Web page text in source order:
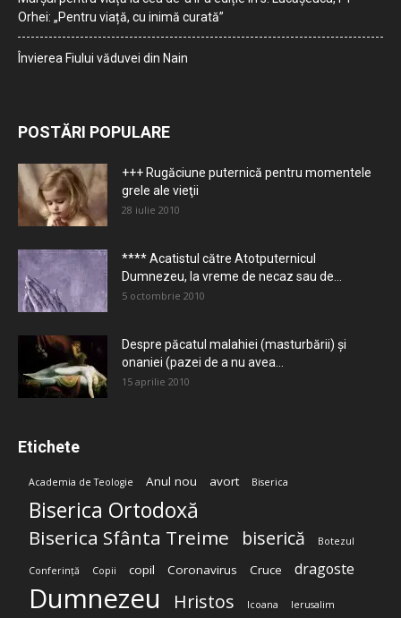
Orhei: „Pentru viață, cu inimă curată”
Învierea Fiului văduvei din Nain
POSTĂRI POPULARE
+++ Rugăciune puternică pentru momentele
grele ale vieţii
28 iulie 2010
**** Acatistul către Atotputernicul
Dumnezeu, la vreme de necaz sau de...
5 octombrie 2010
Despre păcatul malahiei (masturbării) şi
onaniei (pazei de a nu avea...
15 aprilie 2010
Etichete
Academia de Teologie Anul nou avort Biserica
Biserica Ortodoxă
Biserica Sfânta Treime biserică Botezul
Conferință Copii copil Coronavirus Cruce dragoste
Dumnezeu Hristos Icoana Ierusalim